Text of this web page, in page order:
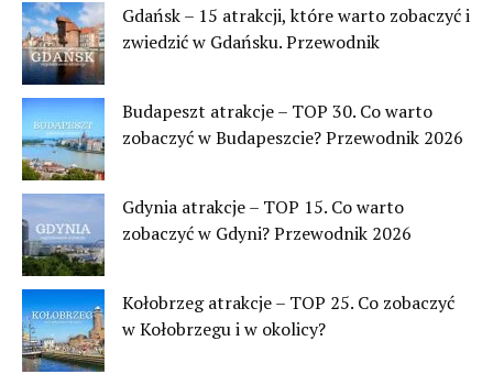
Gdańsk – 15 atrakcji, które warto zobaczyć i
zwiedzić w Gdańsku. Przewodnik
Budapeszt atrakcje – TOP 30. Co warto
zobaczyć w Budapeszcie? Przewodnik 2026
Gdynia atrakcje – TOP 15. Co warto
zobaczyć w Gdyni? Przewodnik 2026
Kołobrzeg atrakcje – TOP 25. Co zobaczyć
w Kołobrzegu i w okolicy?